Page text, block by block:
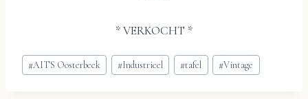
* VERKOCHT *
Bericht
tags:
#AITS Oosterbeek #Industrieel #tafel #Vintage